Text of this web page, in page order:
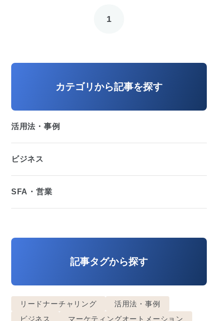
1
カテゴリから記事を探す
活用法・事例
ビジネス
SFA・営業
記事タグから探す
リードナーチャリング
活用法・事例
ビジネス
マーケティングオートメーション